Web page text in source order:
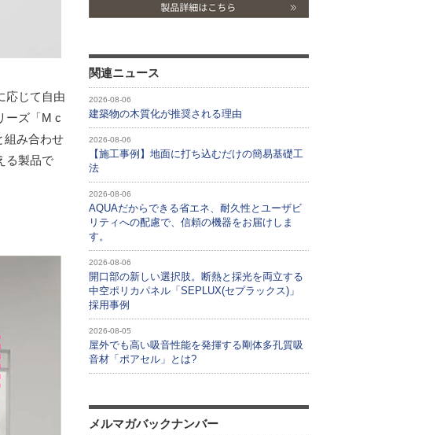
応じて自由
ーズ「M c
組み合わせ
る製品で
関連ニュース
2026-08-06
建築物の木質化が推奨される理由
2026-08-06
【施工事例】地面に打ち込むだけの簡易基礎工
法
2026-08-06
AQUAだからできる省エネ、耐久性とユーザビ
リティへの配慮で、信頼の機器をお届けしま
す。
2026-08-06
開口部の新しい選択肢。断熱と採光を両立する
中空ポリカパネル「SEPLUX(セプラックス)」
採用事例
2026-08-05
屋外でも高い吸音性能を発揮する剛体多孔質吸
音材「ポアセル」とは?
メルマガバックナンバー